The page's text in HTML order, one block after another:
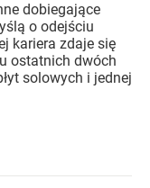
dobiegające
o odejściu
kariera zdaje się
ostatnich dwóch
solowych i jednej